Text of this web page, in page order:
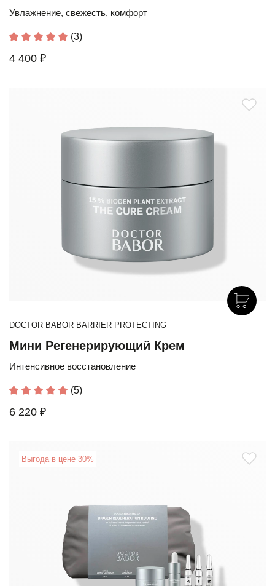
Увлажнение, свежесть, комфорт
(3)
4 400 ₽
DOCTOR BABOR BARRIER PROTECTING
Мини Регенерирующий Крем
Интенсивное восстановление
(5)
6 220 ₽
Выгода в цене 30%